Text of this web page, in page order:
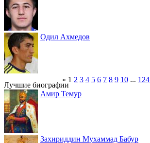
Одил Ахмедов
« 1 2 3 4 5 6 7 8 9 10 ... 124
Лучшие биографии
Амир Темур
Захириддин Мухаммад Бабур